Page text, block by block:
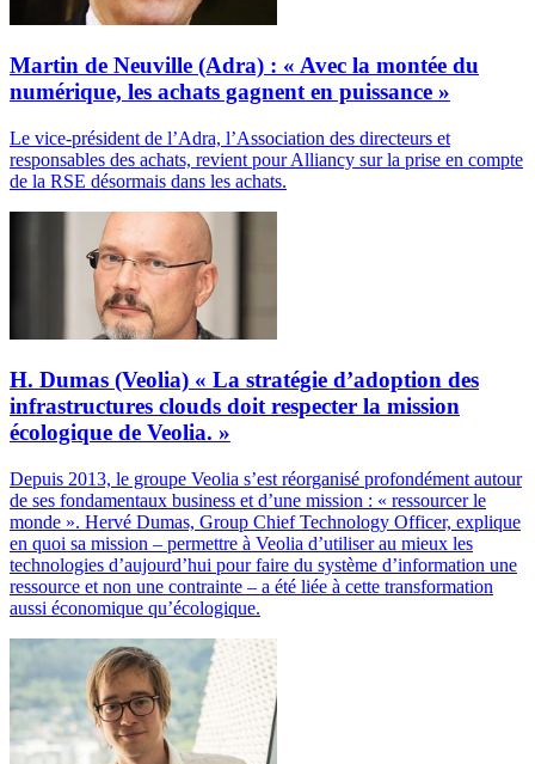
Martin de Neuville (Adra) : « Avec la montée du
numérique, les achats gagnent en puissance »
Le vice-président de l’Adra, l’Association des directeurs et
responsables des achats, revient pour Alliancy sur la prise en compte
de la RSE désormais dans les achats.
H. Dumas (Veolia) « La stratégie d’adoption des
infrastructures clouds doit respecter la mission
écologique de Veolia. »
Depuis 2013, le groupe Veolia s’est réorganisé profondément autour
de ses fondamentaux business et d’une mission : « ressourcer le
monde ». Hervé Dumas, Group Chief Technology Officer, explique
en quoi sa mission – permettre à Veolia d’utiliser au mieux les
technologies d’aujourd’hui pour faire du système d’information une
ressource et non une contrainte – a été liée à cette transformation
aussi économique qu’écologique.